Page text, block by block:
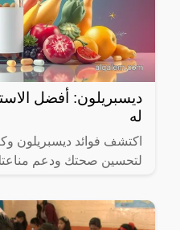
ديسبريلون: أفضل
له
اكتشف فوائد ديسبريلون
لتحسين صحتك ودعم